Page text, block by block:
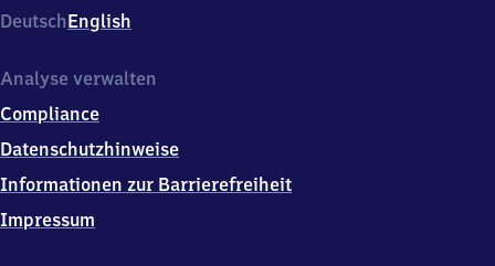
1,
2
5
4
Soltendieck
DeutschEnglish
Analyse verwalten
Compliance
Datenschutzhinweise
Informationen zur Barrierefreiheit
Impressum